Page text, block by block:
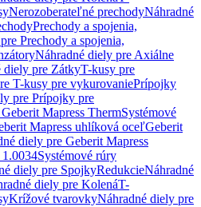
Nerozoberateľné prechodyNáhradné
Prechody a spojenia,
Prechody a spojenia,
Náhradné diely pre Axiálne
diely pre ZátkyT-kusy pre
T-kusy pre vykurovaniePrípojky
pre Prípojky pre
Mapress ThermSystémové
Mapress uhlíková oceľGeberit
diely pre Geberit Mapress
1.0034Systémové rúry
diely pre SpojkyRedukcieNáhradné
diely pre KolenáT-
Krížové tvarovkyNáhradné diely pre